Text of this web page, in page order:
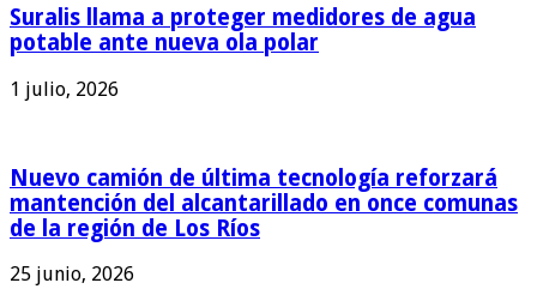
Suralis llama a proteger medidores de agua
potable ante nueva ola polar
1 julio, 2026
Nuevo camión de última tecnología reforzará
mantención del alcantarillado en once comunas
de la región de Los Ríos
25 junio, 2026